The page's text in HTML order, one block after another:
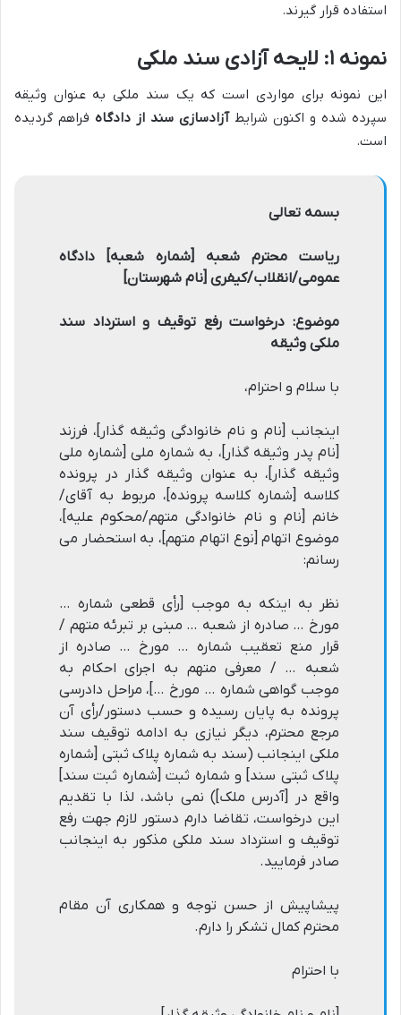
استفاده قرار گیرند.
نمونه ۱: لایحه آزادی سند ملکی
این نمونه برای مواردی است که یک سند ملکی به عنوان وثیقه
سپرده شده و اکنون شرایطآزادسازی سند از دادگاه فراهم گردیده
است.
بسمه تعالی
ریاست محترم شعبه [شماره شعبه] دادگاه
عمومی/انقلاب/کیفری [نام شهرستان]
موضوع: درخواست رفع توقیف و استرداد سند
ملکی وثیقه
با سلام و احترام،
اینجانب [نام و نام خانوادگی وثیقه گذار]، فرزند
[نام پدر وثیقه گذار]، به شماره ملی [شماره ملی
وثیقه گذار]، به عنوان وثیقه گذار در پرونده
کلاسه [شماره کلاسه پرونده]، مربوط به آقای/
خانم [نام و نام خانوادگی متهم/محکوم علیه]،
موضوع اتهام [نوع اتهام متهم]، به استحضار می
رسانم:
نظر به اینکه به موجب [رأی قطعی شماره …
مورخ … صادره از شعبه … مبنی بر تبرئه متهم /
قرار منع تعقیب شماره … مورخ … صادره از
شعبه … / معرفی متهم به اجرای احکام به
موجب گواهی شماره … مورخ …]، مراحل دادرسی
پرونده به پایان رسیده و حسب دستور/رأی آن
مرجع محترم، دیگر نیازی به ادامه توقیف سند
ملکی اینجانب (سند به شماره پلاک ثبتی [شماره
پلاک ثبتی سند] و شماره ثبت [شماره ثبت سند]
واقع در [آدرس ملک]) نمی باشد، لذا با تقدیم
این درخواست، تقاضا دارم دستور لازم جهت رفع
توقیف و استرداد سند ملکی مذکور به اینجانب
صادر فرمایید.
پیشاپیش از حسن توجه و همکاری آن مقام
محترم کمال تشکر را دارم.
با احترام